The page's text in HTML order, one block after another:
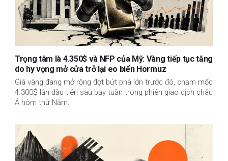
Trọng tâm là 4.350$ và NFP của Mỹ: Vàng tiếp tục tăng
do hy vọng mở cửa trở lại eo biển Hormuz
Giá vàng đang mở rộng đợt bứt phá lớn trước đó, chạm mốc
4.300$ lần đầu tiên sau bảy tuần trong phiên giao dịch châu
Á hôm thứ Năm.